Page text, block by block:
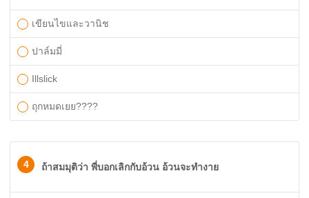
เขียนไขและวานิช
ปาล์มมี่
Illslick
ถุกหมดเยย????
4 ถ้าสมมุติว่า พี่บอกเลิกกับอ้วน อ้วนจะทำงาย